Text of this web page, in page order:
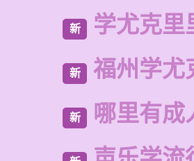
新 学尤克里
新 福州学尤
新 哪里有成